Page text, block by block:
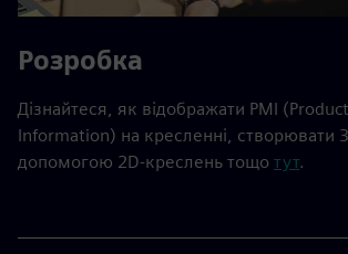
Розробка
Дізнайтеся, як відображати PMI
Information) на кресленні, створювати
допомогою 2D-креслень тощо тут.